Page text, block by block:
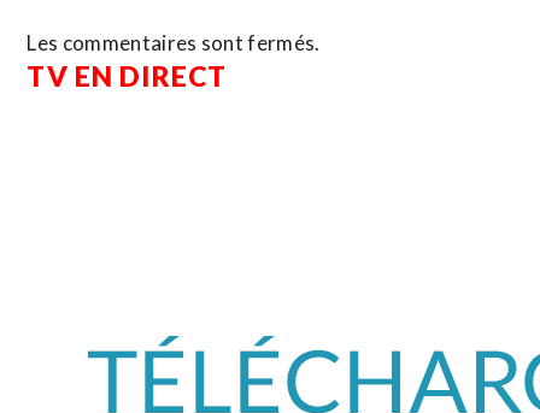
Les commentaires sont fermés.
TV EN DIRECT